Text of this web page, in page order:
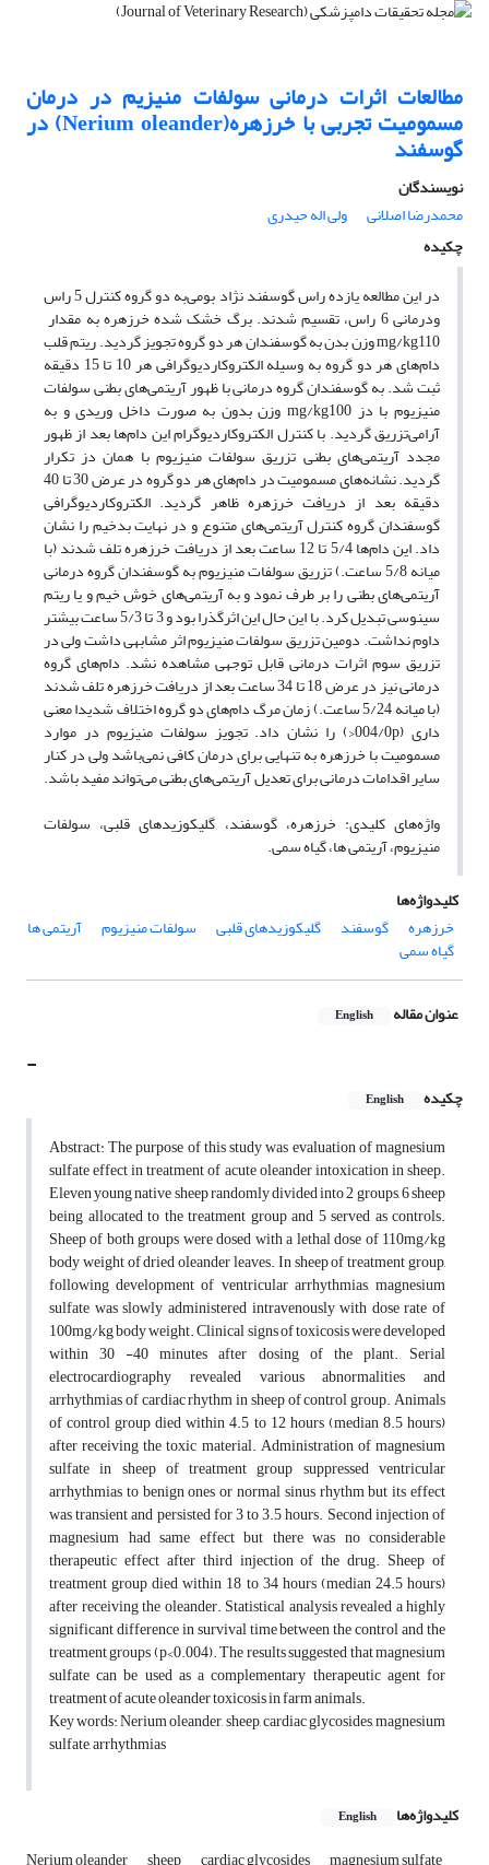
مطالعات اثرات درمانی سولفات منیزیم در درمان
مسمومیت تجربی با خرزهره(‌Nerium oleander) در
گوسفند ‌ ‌
نویسندگان
محمدرضا اصلانی
ولی اله حیدری
چکیده
در این مطالعه یازده راس گوسفند نژاد بومی‌به دو گروه کنترل 5 راس
ودرمانی 6 راس، تقسیم شدند. برگ خشک شده خرزهره به مقدار ‌
mg/kg110 وزن بدن به گوسفندان هر دو گروه تجویز گردید. ریتم قلب
دام‌های هر دو گروه به وسیله الکتروکاردیوگرافی هر 10 تا 15 دقیقه
ثبت شد. به گوسفندان گروه درمانی با ظهور آریتمی‌های بطنی سولفات
منیزیوم با دز mg/kg100 وزن بدون به صورت داخل وریدی و به
آرامی‌تزریق گردید. با کنترل الکتروکاردیوگرام این دام‌ها بعد از ظهور
مجدد آریتمی‌های بطنی تزریق سولفات منیزیوم با همان دز تکرار
گردید. نشانه‌های مسمومیت در دام‌های هر دو گروه در عرض 30 تا 40
دقیقه بعد از دریافت خرزهره ظاهر گردید. الکتروکاردیوگرافی
گوسفندان گروه کنترل آریتمی‌های متنوع و در نهایت بدخیم را نشان
داد. این دام‌ها 5/4 تا 12 ساعت بعد از دریافت خرزهره تلف شدند (با
میانه 5/8 ساعت.) تزریق سولفات منیزیوم به گوسفندان گروه درمانی
آریتمی‌های بطنی را بر طرف نمود و به آریتمی‌های خوش خیم و یا ریتم
سینوسی تبدیل کرد. با این حال این اثرگذرا بود و 3 تا 5/3 ساعت بیشتر
داوم نداشت. دومین تزریق سولفات منیزیوم اثر مشابهی داشت ولی در
تزریق سوم اثرات درمانی قابل توجهی مشاهده نشد. دام‌های گروه
درمانی نیز در عرض 18 تا 34 ساعت بعد از دریافت خرزهره تلف شدند
(با میانه 5/24 ساعت.) زمان مرگ دام‌های دو گروه اختلاف شدیدا معنی
داری (‌004/0p<‌) را نشان داد. تجویز سولفات منیزیوم در موارد
مسمومیت با خرزهره به تنهایی برای درمان کافی نمی‌باشد ولی در کنار
سایر اقدامات درمانی برای تعدیل آریتمی‌های بطنی می‌تواند مفید باشد.
واژه‌های کلیدی: خرزهره، گوسفند، گلیکوزیدهای قلبی، سولفات
منیزیوم، آریتمی ها، گیاه سمی. ‌ ‌
کلیدواژه‌ها
خرزهره
گوسفند گلیکوزیدهای قلبی سولفات منیزیوم آریتمی ها
گیاه سمی
عنوان مقاله English
-
چکیده English
Abstract: The purpose of this study was evaluation of magnesium
sulfate effect in treatment of acute oleander intoxication in sheep.
Eleven young native sheep randomly divided into 2 groups, 6 sheep
being allocated to the treatment group and 5 served as controls.
Sheep of both groups were dosed with a lethal dose of 110mg/kg
body weight of dried oleander leaves. In sheep of treatment group,
following development of ventricular arrhythmias, magnesium
sulfate was slowly administered intravenously with dose rate of
100mg/kg body weight. Clinical signs of toxicosis were developed
within 30 -40 minutes after dosing of the plant. Serial
electrocardiography revealed various abnormalities and
arrhythmias of cardiac rhythm in sheep of control group. Animals
of control group died within 4.5 to 12 hours (median 8.5 hours)
after receiving the toxic material. Administration of magnesium
sulfate in sheep of treatment group suppressed ventricular
arrhythmias to benign ones or normal sinus rhythm but its effect
was transient and persisted for 3 to 3.5 hours. Second injection of
magnesium had same effect but there was no considerable
therapeutic effect after third injection of the drug. Sheep of
treatment group died within 18 to 34 hours (median 24.5 hours)
after receiving the oleander. Statistical analysis revealed a highly
significant difference in survival time between the control and the
treatment groups (p<0.004). The results suggested that magnesium
sulfate can be used as a complementary therapeutic agent for
treatment of acute oleander toxicosis in farm animals.
Key words: Nerium oleander, sheep, cardiac glycosides, magnesium
sulfate, arrhythmias
کلیدواژه‌ها English